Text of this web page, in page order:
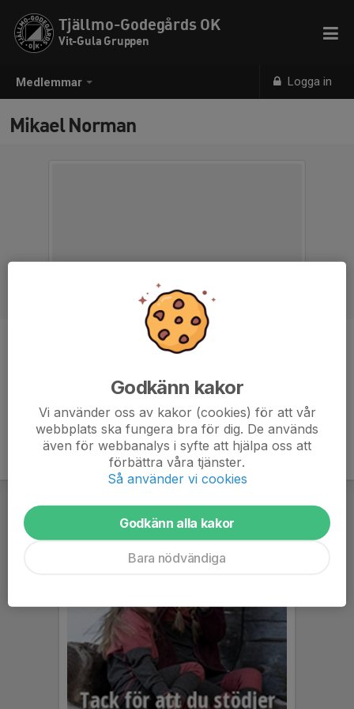
Medlemmar Logga in
Tjällmo-Godegårds OK
Vit-Gula Gruppen
Mikael Norman
Ledare
Godkänn kakor
Vi använder oss av kakor (cookies) för att vår
webbplats ska fungera bra för dig. De används
även för webbanalys i syfte att hjälpa oss att
förbättra våra tjänster.
Så använder vi cookies
Godkänn alla kakor
Bara nödvändiga